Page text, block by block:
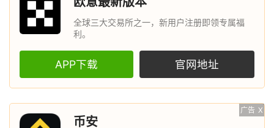
全球三大交易所之一，新用户注册即领专属福
利。
APP下载 官网地址
广告 X
币安